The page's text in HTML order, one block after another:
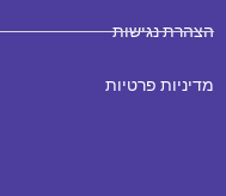
הצהרת נגישות
מדיניות פרטיות